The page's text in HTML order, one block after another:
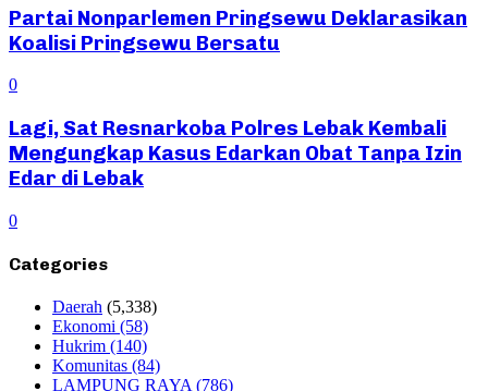
Partai Nonparlemen Pringsewu Deklarasikan
Koalisi Pringsewu Bersatu
0
Lagi, Sat Resnarkoba Polres Lebak Kembali
Mengungkap Kasus Edarkan Obat Tanpa Izin
Edar di Lebak
0
Categories
Daerah (5,338)
Ekonomi (58)
Hukrim (140)
Komunitas (84)
LAMPUNG RAYA (786)